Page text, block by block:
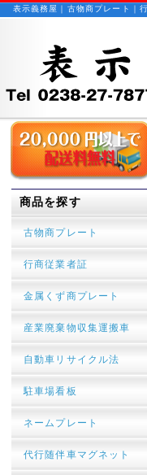
表示義務屋｜古物商プレート｜
商品を探す
古物商プレート
行商従業者証
金属くず商プレート
産業廃棄物収集運搬車
自動車リサイクル法
駐車場看板
ネームプレート
代行随伴車マグネット